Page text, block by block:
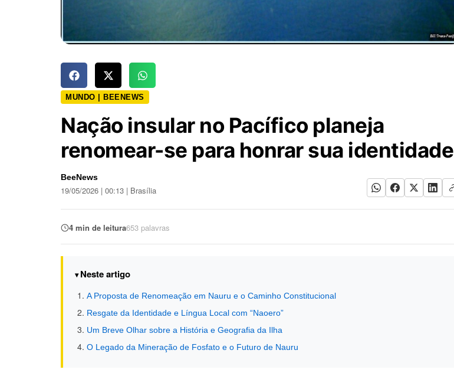
MUNDO | BEENEWS
Nação insular no Pacífico planeja
renomear-se para honrar sua identidade
BeeNews
19/05/2026 | 00:13 | Brasília
4 min de leitura653 palavras
Neste artigo
A Proposta de Renomeação em Nauru e o Caminho Constitucional
Resgate da Identidade e Língua Local com “Naoero”
Um Breve Olhar sobre a História e Geografia da Ilha
O Legado da Mineração de Fosfato e o Futuro de Nauru